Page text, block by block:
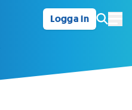
Logga in